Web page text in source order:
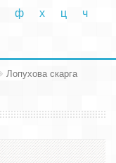
ф х ц ч
Лопухова скарга